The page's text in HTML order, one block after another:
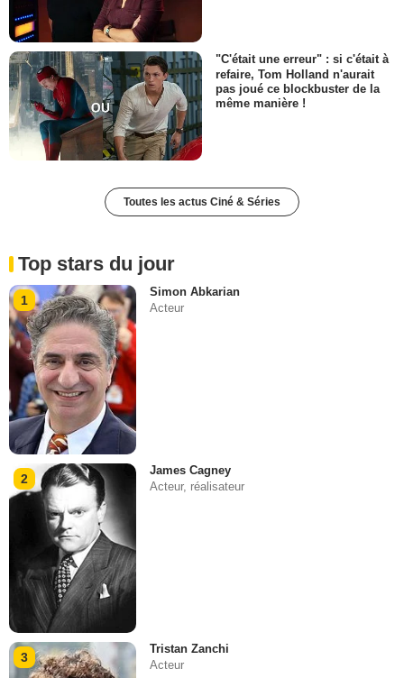
"C'était une erreur" : si c'était à
refaire, Tom Holland n'aurait
pas joué ce blockbuster de la
même manière !
Toutes les actus Ciné & Séries
Top stars du jour
1
Simon Abkarian
Acteur
2
James Cagney
Acteur, réalisateur
3
Tristan Zanchi
Acteur